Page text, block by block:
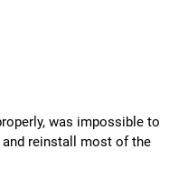
was impossible to
reinstall most of the